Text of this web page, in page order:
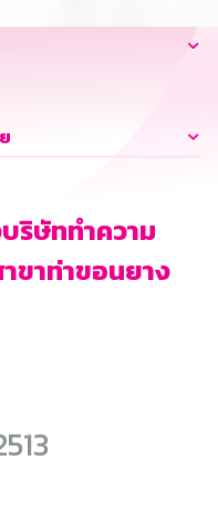
ริษัททำความ
ขาท่าขอนยาง